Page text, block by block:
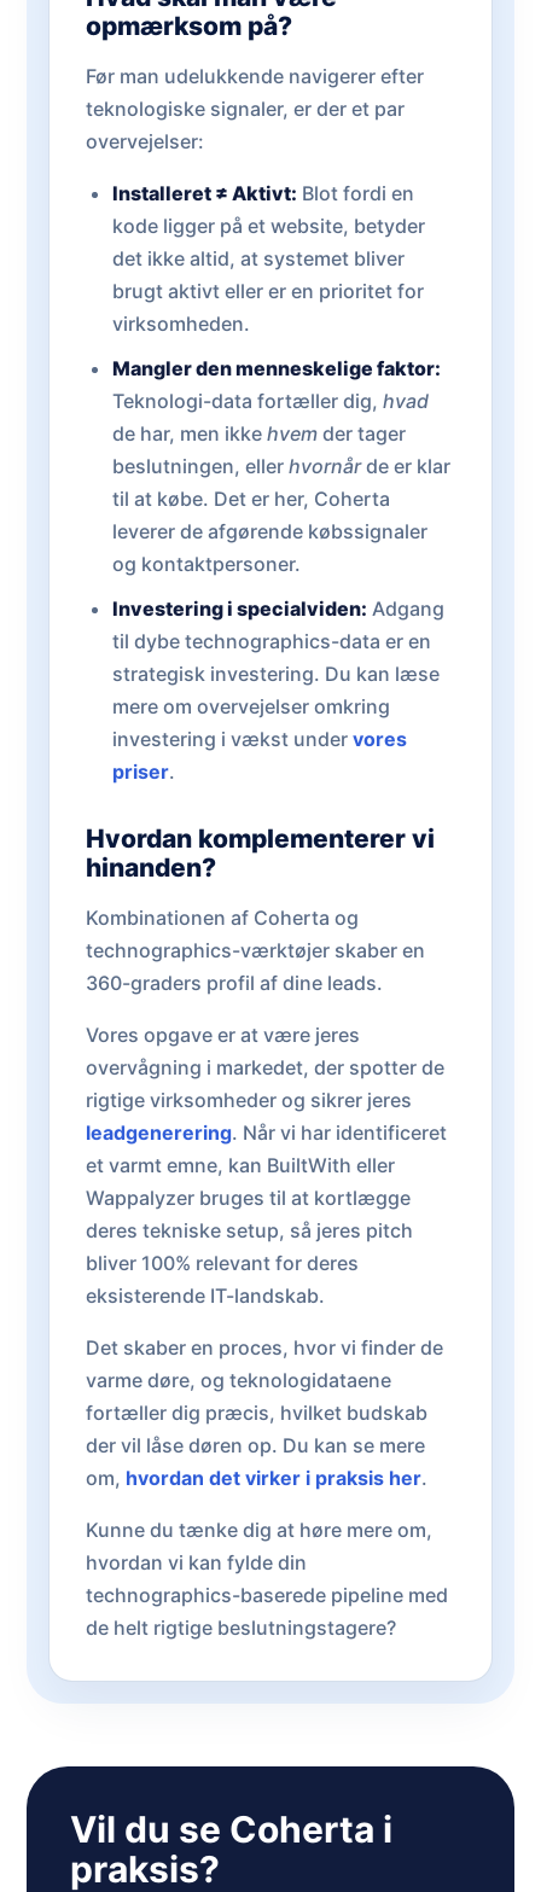
opmærksom på?
Før man udelukkende navigerer efter
teknologiske signaler, er der et par
overvejelser:
Installeret ≠ Aktivt: Blot fordi en
kode ligger på et website, betyder
det ikke altid, at systemet bliver
brugt aktivt eller er en prioritet for
virksomheden.
Mangler den menneskelige faktor:
Teknologi-data fortæller dig, hvad
de har, men ikke hvemder tager
beslutningen, eller hvornårde er klar
til at købe. Det er her, Coherta
leverer de afgørende købssignaler
og kontaktpersoner.
Investering i specialviden: Adgang
til dybe technographics-data er en
strategisk investering. Du kan læse
mere om overvejelser omkring
investering i vækst under vores
priser.
Hvordan komplementerer vi
hinanden?
Kombinationen af Coherta og
technographics-værktøjer skaber en
360-graders profil af dine leads.
Vores opgave er at være jeres
overvågning i markedet, der spotter de
rigtige virksomheder og sikrer jeres
leadgenerering. Når vi har identificeret
et varmt emne, kan BuiltWith eller
Wappalyzer bruges til at kortlægge
deres tekniske setup, så jeres pitch
bliver 100% relevant for deres
eksisterende IT-landskab.
Det skaber en proces, hvor vi finder de
varme døre, og teknologidataene
fortæller dig præcis, hvilket budskab
der vil låse døren op. Du kan se mere
om, hvordan det virker i praksis her.
Kunne du tænke dig at høre mere om,
hvordan vi kan fylde din
technographics-baserede pipeline med
de helt rigtige beslutningstagere?
Vil du se Coherta i
praksis?